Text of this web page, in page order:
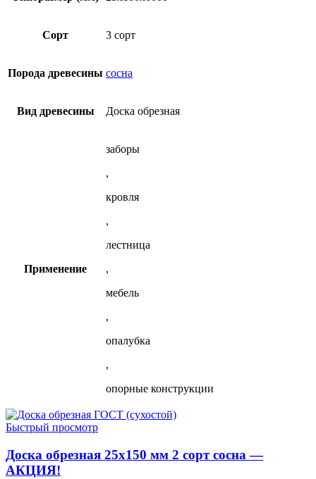
25х100х6000
сосны
сорт
Сорт 3 сорт
Порода древесины сосна
Вид древесины Доска обрезная
Применение
заборы
,
кровля
,
лестница
,
мебель
,
опалубка
,
опорные конструкции
Быстрый просмотр
Доска обрезная 25х150 мм 2 сорт сосна —
АКЦИЯ!